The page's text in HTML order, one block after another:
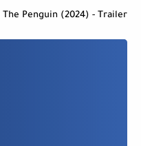
The Penguin (2024) - Trailer : تريلر مسلسل